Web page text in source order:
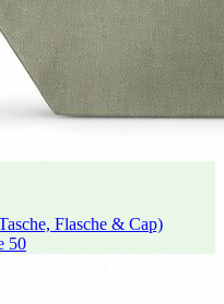
Flasche & Cap)
50